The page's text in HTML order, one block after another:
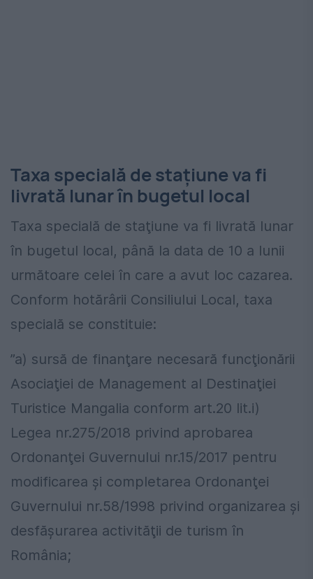
Taxa specială de staţiune va fi
livrată lunar în bugetul local
Taxa specială de staţiune va fi livrată lunar
în bugetul local, până la data de 10 a lunii
următoare celei în care a avut loc cazarea.
Conform hotărârii Consiliului Local, taxa
specială se constituie:
”a) sursă de finanţare necesară funcţionării
Asociaţiei de Management al Destinaţiei
Turistice Mangalia conform art.20 lit.i)
Legea nr.275/2018 privind aprobarea
Ordonanţei Guvernului nr.15/2017 pentru
modificarea şi completarea Ordonanţei
Guvernului nr.58/1998 privind organizarea şi
desfăşurarea activităţii de turism în
România;